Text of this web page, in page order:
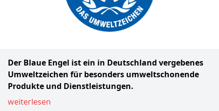
Der Blaue Engel ist ein in Deutschland vergebenes
Umweltzeichen für besonders umweltschonende
Produkte und Dienstleistungen.
weiterlesen